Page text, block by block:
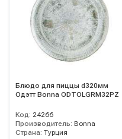
Блюдо для пиццы d320мм
Одэтт Bonna ODTOLGRM32PZ
Код: 24266
Производитель: Bonna
Страна: Турция